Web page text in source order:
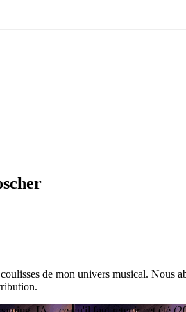
de mon univers musical. Nous